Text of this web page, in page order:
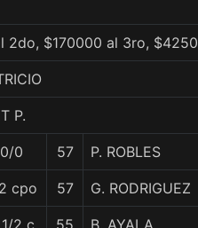
2do, $170000 al 3ro,
P.
0/0 57 P. ROBLES
cpo 57 G. RODRIGUEZ
2 c 55 B. AYALA